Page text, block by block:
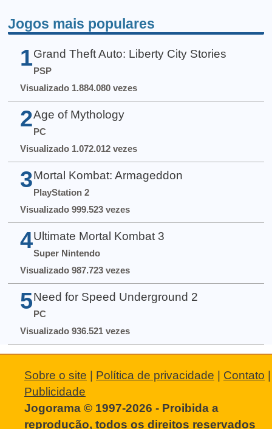
Jogos mais populares
1 Grand Theft Auto: Liberty City Stories
PSP
Visualizado 1.884.080 vezes
2 Age of Mythology
PC
Visualizado 1.072.012 vezes
3 Mortal Kombat: Armageddon
PlayStation 2
Visualizado 999.523 vezes
4 Ultimate Mortal Kombat 3
Super Nintendo
Visualizado 987.723 vezes
5 Need for Speed Underground 2
PC
Visualizado 936.521 vezes
Sobre o site | Política de privacidade | Contato |
Publicidade
Jogorama © 1997-2026 - Proibida a
reprodução, todos os direitos reservados